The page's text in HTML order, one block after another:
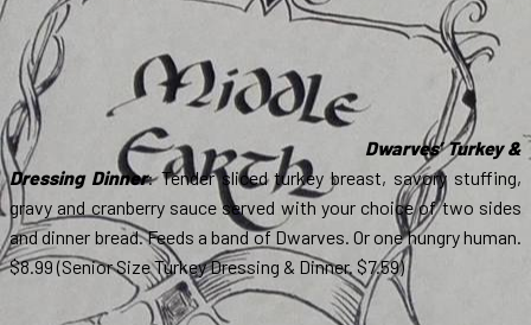
Dwarves’ Turkey &
Dressing Dinner: Tender sliced turkey breast, savory stuffing,
gravy and cranberry sauce served with your choice of two sides
and dinner bread. Feeds a band of Dwarves. Or one hungry human.
$8.99 (Senior Size Turkey Dressing & Dinner. $7.59)